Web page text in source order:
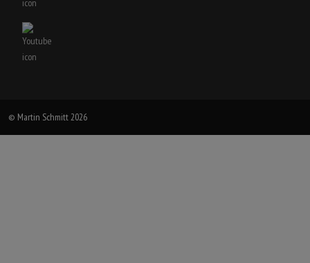
© Martin Schmitt 2026